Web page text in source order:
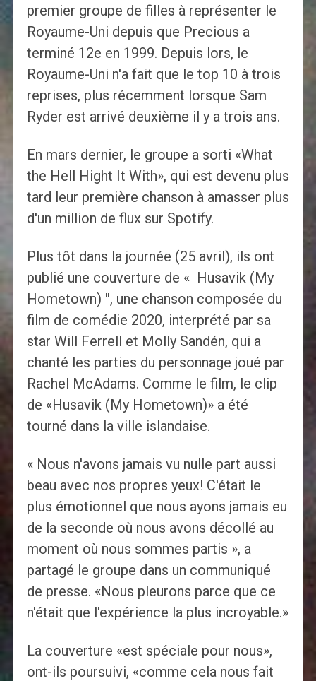
premier groupe de filles à représenter le
Royaume-Uni depuis que Precious a
terminé 12e en 1999. Depuis lors, le
Royaume-Uni n'a fait que le top 10 à trois
reprises, plus récemment lorsque Sam
Ryder est arrivé deuxième il y a trois ans.
En mars dernier, le groupe a sorti «What
the Hell Hight It With», qui est devenu plus
tard leur première chanson à amasser plus
d'un million de flux sur Spotify.
Plus tôt dans la journée (25 avril), ils ont
publié une couverture de « Husavik (My
Hometown) '', une chanson composée du
film de comédie 2020, interprété par sa
star Will Ferrell et Molly Sandén, qui a
chanté les parties du personnage joué par
Rachel McAdams. Comme le film, le clip
de «Husavik (My Hometown)» a été
tourné dans la ville islandaise.
« Nous n'avons jamais vu nulle part aussi
beau avec nos propres yeux! C'était le
plus émotionnel que nous ayons jamais eu
de la seconde où nous avons décollé au
moment où nous sommes partis », a
partagé le groupe dans un communiqué
de presse. «Nous pleurons parce que ce
n'était que l'expérience la plus incroyable.»
La couverture «est spéciale pour nous»,
ont-ils poursuivi, «comme cela nous fait